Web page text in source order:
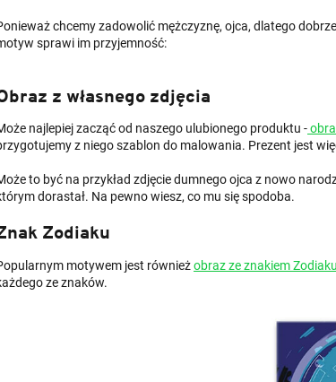
chcemy zadowolić mężczyznę, ojca, dlatego
sprawi im przyjemność:
z własnego zdjęcia
najlepiej zacząć od naszego ulubionego produktu -
z niego szablon do malowania. Prezent jest
to być na przykład zdjęcie dumnego ojca z nowo
dorastał. Na pewno wiesz, co mu się spodoba.
Zodiaku
motywem jest równieżobraz ze znakiem Zodiaku
ze znaków.